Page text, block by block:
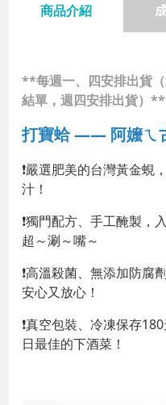
商品介紹
**每週一、四安排出貨
結單，週四安排出貨）**
打寶蛤 —— 阿嬤ㄟ
❗嚴選肥美的台灣黃金蜆
汁！
❗獨門配方、手工醃製，
超～涮～嘴～
❗高溫殺菌、無添加防
安心又放心！
❗真空包裝、冷凍保存
日最佳的下酒菜！